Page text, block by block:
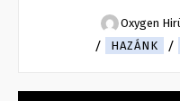
Oxygen
HAZÁNK